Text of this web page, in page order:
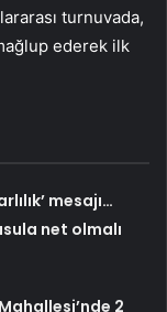
turnuvada,
ederek ilk
mesajı…
net olmalı
2